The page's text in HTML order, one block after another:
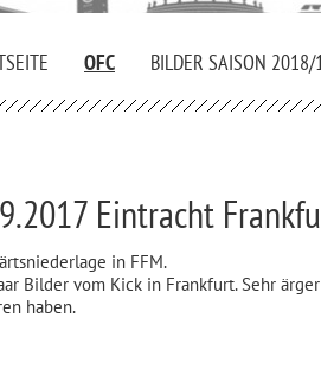
OFC BILDER SAISON
Eintracht
in FFM.
Bilder vom Kick in Frankfurt. Sehr
haben.